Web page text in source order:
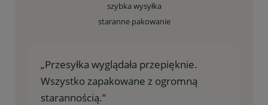
szybka wysyłka
staranne pakowanie
„Przesyłka wyglądała przepięknie.
Wszystko zapakowane z ogromną
starannością.”